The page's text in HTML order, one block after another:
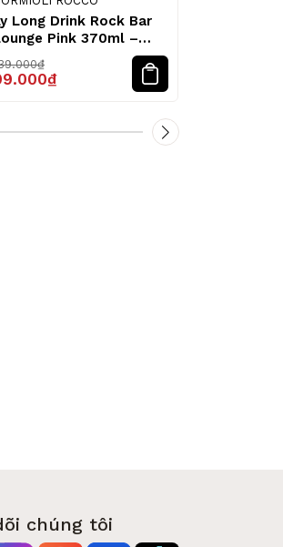
Long Drink Rock Bar
Pink 370ml –
Bormioli Rocco
chúng tôi